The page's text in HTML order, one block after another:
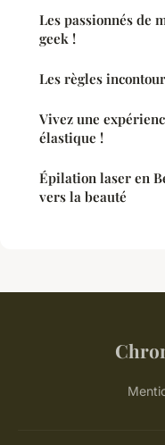
Les passionnés de
geek !
Les règles
Vivez une
élastique !
Épilation laser en
vers la beauté